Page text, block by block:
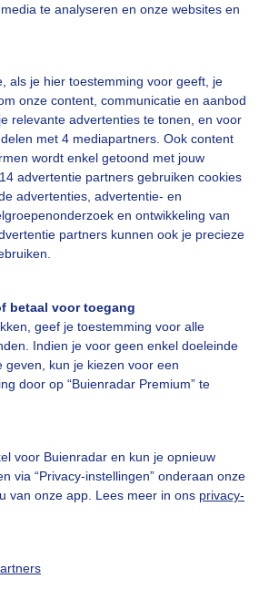
te analyseren en onze websites en
als je hier toestemming voor geeft, je
onze content, communicatie en aanbod
relevante advertenties te tonen, en voor
met 4 mediapartners. Ook content
wordt enkel getoond met jouw
advertentie partners gebruiken cookies
advertenties, advertentie- en
en ontwikkeling van
partners kunnen ook je precieze
betaal voor toegang
geef je toestemming voor alle
Indien je voor geen enkel doeleinde
geven, kun je kiezen voor een
door op “Buienradar Premium” te
voor Buienradar en kun je opnieuw
via “Privacy-instellingen” onderaan onze
van onze app. Lees meer in ons privacy-